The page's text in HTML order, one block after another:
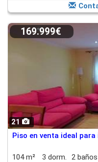
21
169.999€
Piso en venta ideal
104 m² 3 dorm. 2 baños